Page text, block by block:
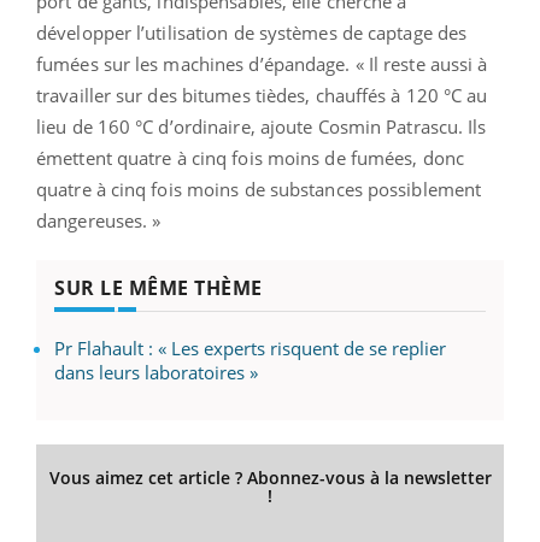
développer l’utilisation de systèmes de captage des
fumées sur les machines d’épandage. « Il reste aussi à
travailler sur des bitumes tièdes, chauffés à 120 °C au
lieu de 160 °C d’ordinaire, ajoute Cosmin Patrascu. Ils
émettent quatre à cinq fois moins de fumées, donc
quatre à cinq fois moins de substances possiblement
dangereuses. »
SUR LE MÊME THÈME
Pr Flahault : « Les experts risquent de se replier
dans leurs laboratoires »
Vous aimez cet article ? Abonnez-vous à la newsletter
!